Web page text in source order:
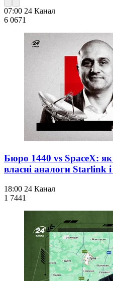
07:00 24 Канал
6 0671
Бюро 1440 vs SpaceX: як
власні аналоги Starlink
18:00 24 Канал
1 7441